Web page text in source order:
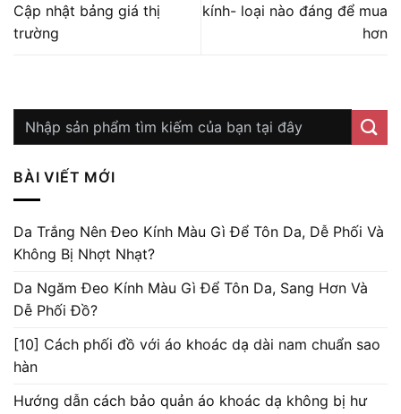
Cập nhật bảng giá thị
trường
kính- loại nào đáng để mua
hơn
BÀI VIẾT MỚI
Da Trắng Nên Đeo Kính Màu Gì Để Tôn Da, Dễ Phối Và
Không Bị Nhợt Nhạt?
Da Ngăm Đeo Kính Màu Gì Để Tôn Da, Sang Hơn Và
Dễ Phối Đồ?
[10] Cách phối đồ với áo khoác dạ dài nam chuẩn sao
hàn
Hướng dẫn cách bảo quản áo khoác dạ không bị hư